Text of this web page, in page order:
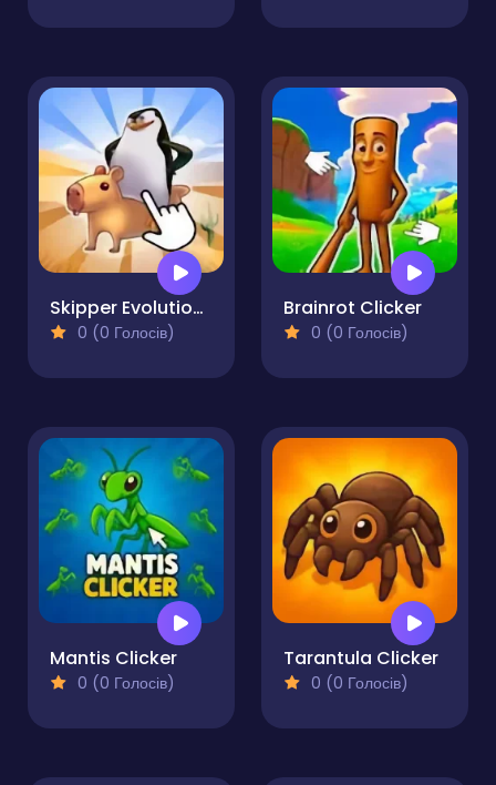
Skipper Evolution of the Clicker
0 (0 Голосів)
Brainrot Clicker
0 (0 Голосів)
Mantis Clicker
0 (0 Голосів)
Tarantula Clicker
0 (0 Голосів)